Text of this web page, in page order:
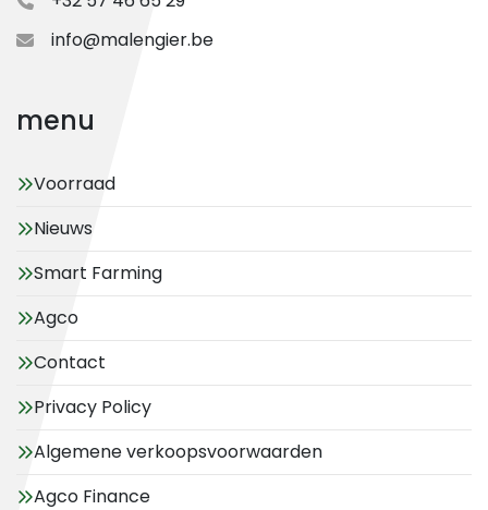
info@malengier.be
menu
Voorraad
Nieuws
Smart Farming
Agco
Contact
Privacy Policy
Algemene verkoopsvoorwaarden
Agco Finance